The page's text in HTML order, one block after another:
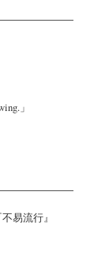
」
易流行』